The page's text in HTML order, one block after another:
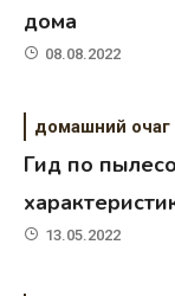
дома
08.08.2022
домашний очаг
Гид по
13.05.2022